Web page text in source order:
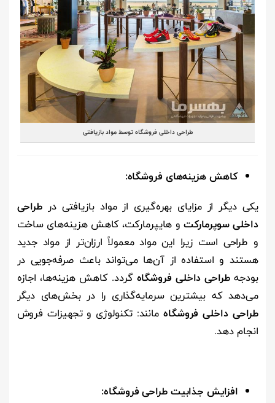
طراحی داخلی فروشگاه توسط مواد بازیافتی
کاهش هزینه‌های فروشگاه:
یکی دیگر از مزایای بهره‌گیری از مواد بازیافتی در طراحی
داخلی سوپرمارکت و هایپرمارکت، کاهش هزینه‌های ساخت
و طراحی است زیرا این مواد معمولاً ارزان‌تر از مواد جدید
هستند و استفاده از آن‌ها می‌تواند باعث صرفه‌جویی در
بودجهطراحی داخلی فروشگاه گردد. کاهش هزینه‌ها، اجازه
می‌دهد که بیشترین سرمایه‌گذاری را در بخش‌های دیگر
طراحی داخلی فروشگاهمانند: تکنولوژی و تجهیزات فروش
انجام دهد.
افزایش جذابیت طراحی فروشگاه: